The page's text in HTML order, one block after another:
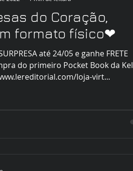
do Coração,
formato físico❤
até 24/05 e ganhe FRETE
do primeiro Pocket Book da Kel
loja-virt...